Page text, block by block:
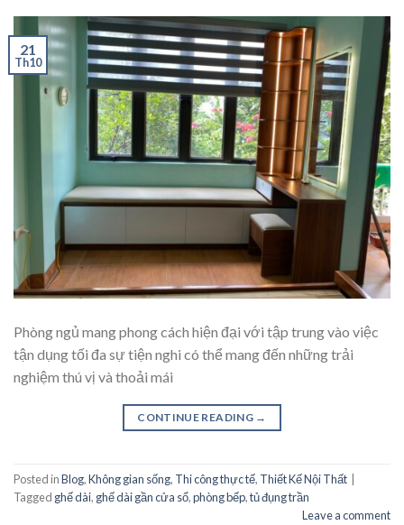
21
Th10
Phòng ngủ mang phong cách hiện đại với tập trung vào việc
tận dụng tối đa sự tiện nghi có thể mang đến những trải
nghiệm thú vị và thoải mái
CONTINUE READING →
Posted inBlog,Không gian sống, Thi công thực tế, Thiết Kế Nội Thất
Tagged ghế dài, ghế dài gần cửa sổ,phòng bếp,tủ đụng trần
Leave a comment